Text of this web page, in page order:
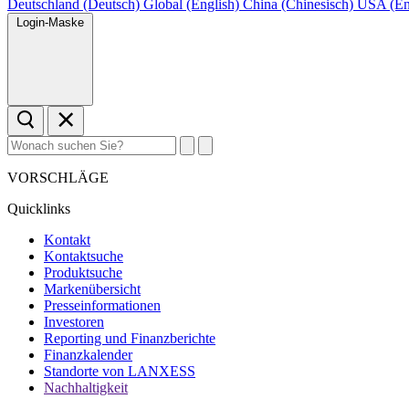
Deutschland (Deutsch) Global (English) China (Chinesisch) USA
Login-Maske
VORSCHLÄGE
Quicklinks
Kontakt
Kontaktsuche
Produktsuche
Markenübersicht
Presseinformationen
Investoren
Reporting und Finanzberichte
Finanzkalender
Standorte von LANXESS
Nachhaltigkeit